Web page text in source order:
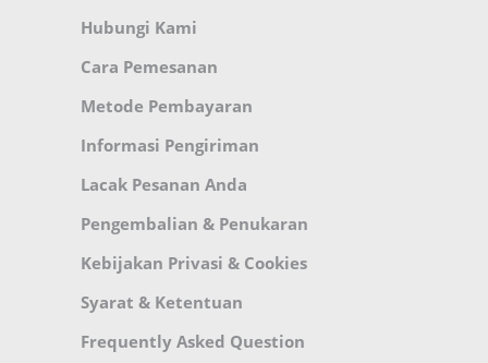
Hubungi Kami
Cara Pemesanan
Metode Pembayaran
Informasi Pengiriman
Lacak Pesanan Anda
Pengembalian & Penukaran
Kebijakan Privasi & Cookies
Syarat & Ketentuan
Frequently Asked Question